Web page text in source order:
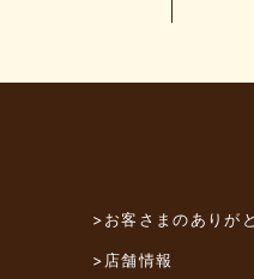
>お客さまのありが
>店舗情報